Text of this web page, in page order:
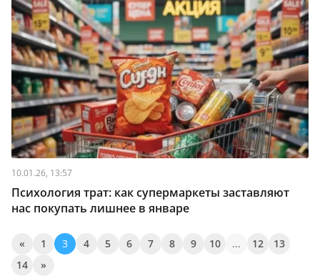
10.01.26, 13:57
Психология трат: как супермаркеты заставляют
нас покупать лишнее в январе
« 1 3 4 5 6 7 8 9 10 ... 12
13
14
»